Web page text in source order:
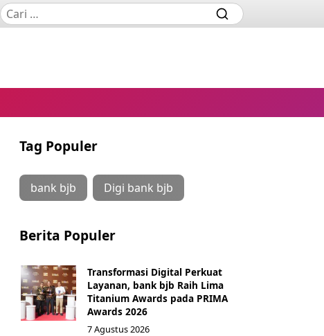
Tag Populer
bank bjb Digi bank bjb
Berita Populer
Transformasi Digital Perkuat
Layanan, bank bjb Raih Lima
Titanium Awards pada PRIMA
Awards 2026
7 Agustus 2026